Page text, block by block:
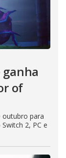
ganha
of
outubro para
2, PC e